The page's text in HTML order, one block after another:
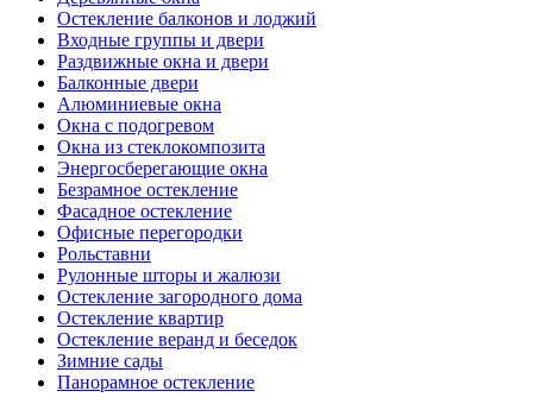
Остекление балконов и лоджий
Входные группы и двери
Раздвижные окна и двери
Балконные двери
Алюминиевые окна
Окна с подогревом
Окна из стеклокомпозита
Энергосберегающие окна
Безрамное остекление
Фасадное остекление
Офисные перегородки
Рольставни
Рулонные шторы и жалюзи
Остекление загородного дома
Остекление квартир
Остекление веранд и беседок
Зимние сады
Панорамное остекление